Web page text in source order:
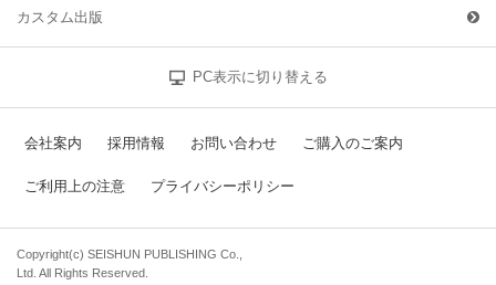
カスタム出版
PC表示に切り替える
会社案内 採用情報 お問い合わせ ご購入のご案内
ご利用上の注意 プライバシーポリシー
Copyright(c) SEISHUN PUBLISHING Co.,
Ltd. All Rights Reserved.